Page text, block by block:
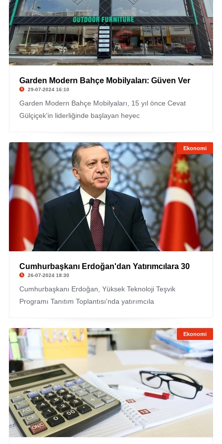
Garden Modern Bahçe Mobilyaları: Güven Ver
29-07-2024 16:10
Garden Modern Bahçe Mobilyaları, 15 yıl önce Cevat
Gülçiçek'in liderliğinde başlayan heyec
Ekonomi
Cumhurbaşkanı Erdoğan'dan Yatırımcılara 30
26-07-2024 18:30
Cumhurbaşkanı Erdoğan, Yüksek Teknoloji Teşvik
Programı Tanıtım Toplantısı'nda yatırımcıla
Ekonomi